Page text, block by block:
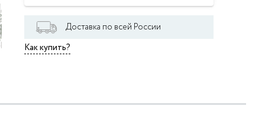
Доставка по всей России
Как купить?